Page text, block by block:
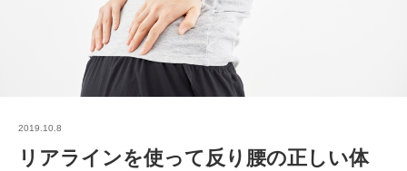
2019.10.8
リアラインを使って反り腰の正しい体